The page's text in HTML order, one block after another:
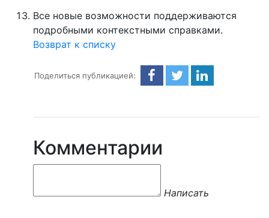
Все новые возможности поддерживаются
подробными контекстными справками.
Возврат к списку
Поделиться публикацией:
Комментарии
Написать